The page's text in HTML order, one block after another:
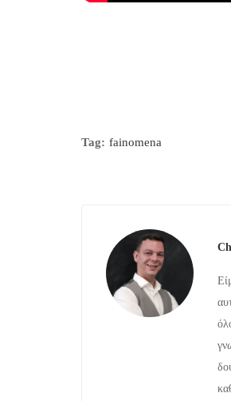
Tag: fainomena